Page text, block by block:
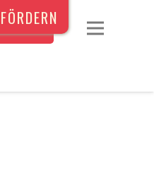
FÖRDERN